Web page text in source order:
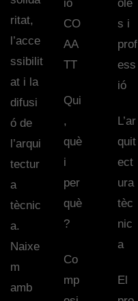
ritat,
l’acce
ssibilit
at i la
difusi
ó de
l’arqui
tectur
a
tècnic
a.
Naixe
m
amb
ió
CO
AA
TT
Qui
,
què
i
per
què
?
Co
mp
ole
s i
prof
ess
ió
L’ar
quit
ect
ura
tèc
nic
a
El